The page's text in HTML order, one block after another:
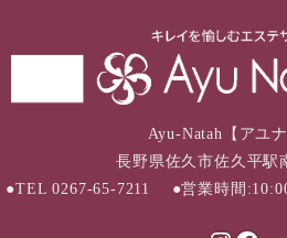
Ayu-Natah【アユナ
長野県佐久市佐久平駅
●TEL 0267-65-7211 ●営業時間